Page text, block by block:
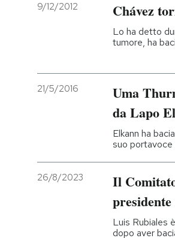
9/12/2012 Chávez
Lo ha detto
tumore, ha
21/5/2016
Uma
da Lapo
Elkann ha
suo portavoce
26/8/2023
Il
Luis Rubiales
dopo aver